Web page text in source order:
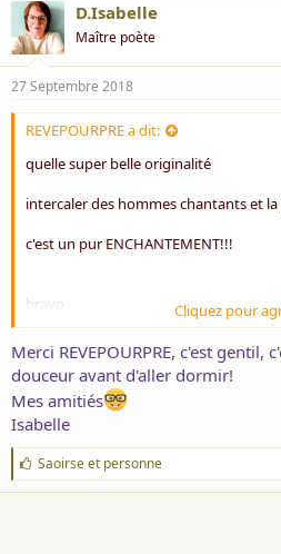
D.Isabelle
Maître poète
27 Septembre 2018
REVEPOURPRE a dit:
quelle super belle originalité
intercaler des hommes chantants et
c'est un pur ENCHANTEMENT!!!
bravo
amitiés
RP
Cliquez pour
Merci REVEPOURPRE, c'est gentil,
douceur avant d'aller dormir!
Mes amitiés
Isabelle
J
'
a
Saoirseet personne